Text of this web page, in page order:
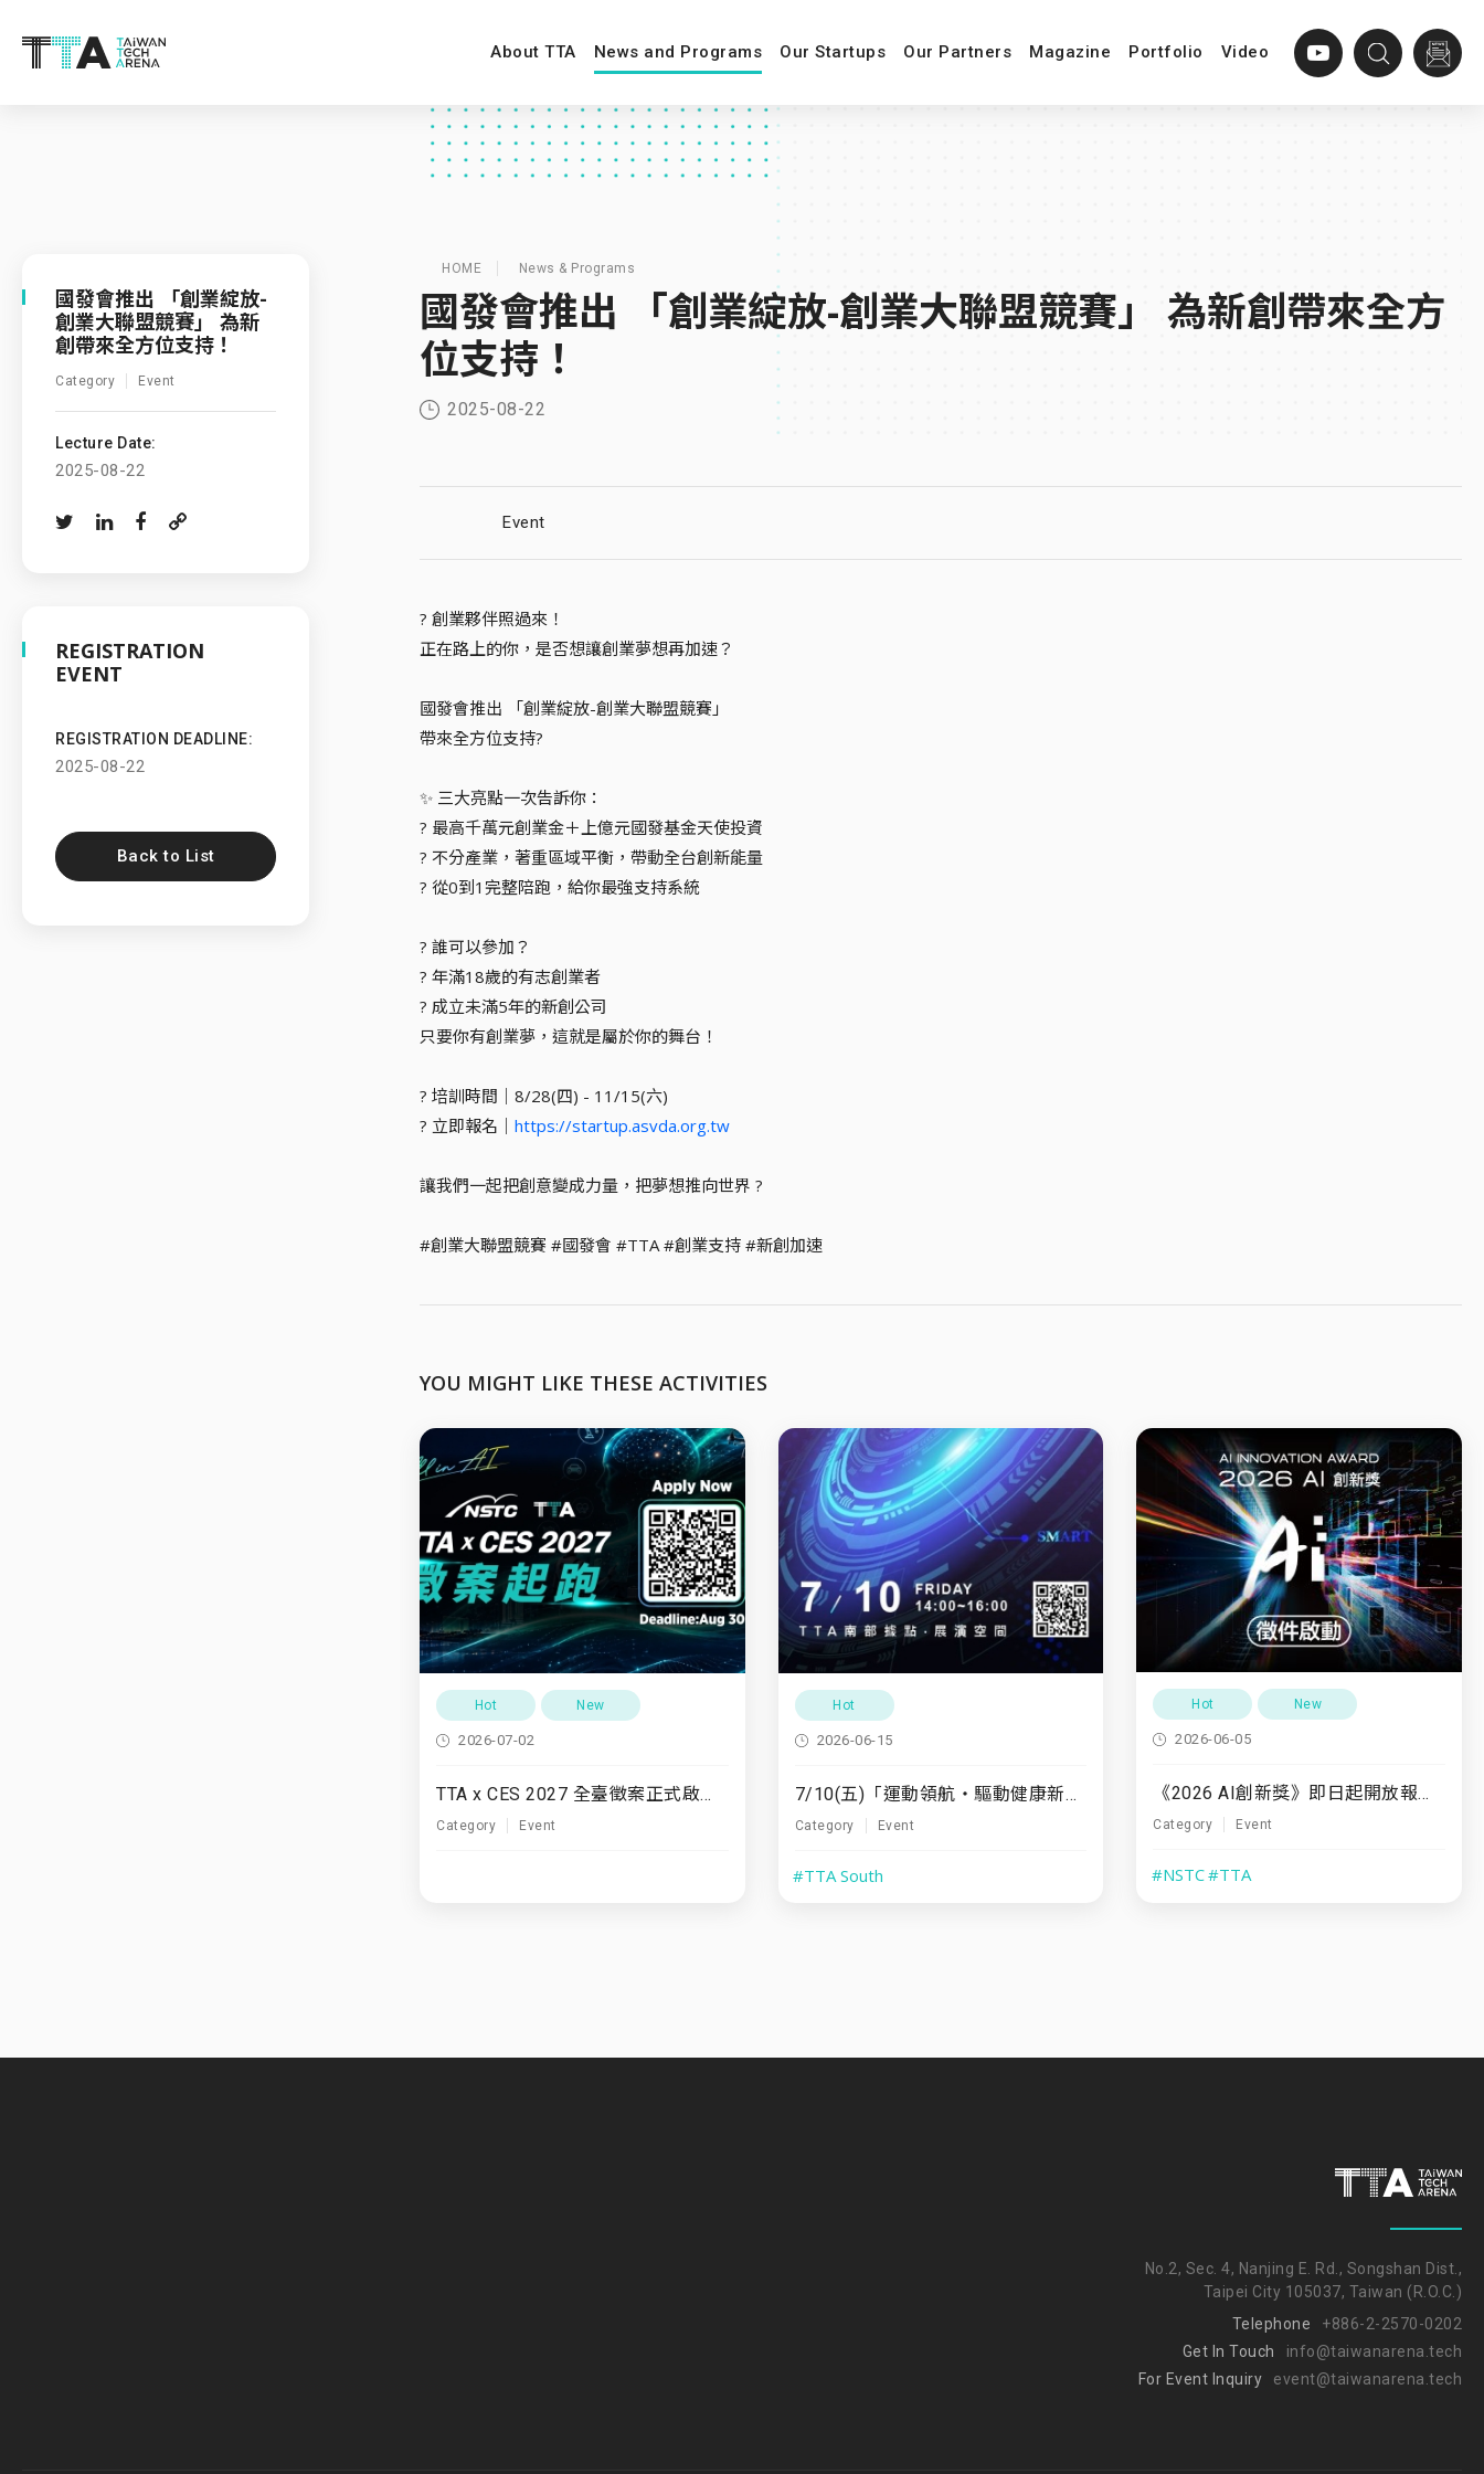
About TTA News and Programs Our Startups Our Partners Magazine Portfolio Video
國發會推出 「創業綻放-
創業大聯盟競賽」 為新
創帶來全方位支持！
Category Event
Lecture Date:
2025-08-22
REGISTRATION
EVENT
REGISTRATION DEADLINE:
2025-08-22
Back to List
HOME News & Programs
國發會推出 「創業綻放-創業大聯盟競賽」 為新創帶來全方
位支持！
2025-08-22
Event
? 創業夥伴照過來！
正在路上的你，是否想讓創業夢想再加速？
國發會推出 「創業綻放-創業大聯盟競賽」
帶來全方位支持?
✨ 三大亮點一次告訴你：
? 最高千萬元創業金＋上億元國發基金天使投資
? 不分產業，著重區域平衡，帶動全台創新能量
? 從0到1完整陪跑，給你最強支持系統
? 誰可以參加？
? 年滿18歲的有志創業者
? 成立未滿5年的新創公司
只要你有創業夢，這就是屬於你的舞台！
? 培訓時間｜8/28(四) - 11/15(六)
? 立即報名｜ https://startup.asvda.org.tw
讓我們一起把創意變成力量，把夢想推向世界 ?
#創業大聯盟競賽 #國發會 #TTA #創業支持 #新創加速
YOU MIGHT LIKE THESE ACTIVITIES
Hot New
2026-07-02
TTA x CES 2027 全臺徵案正式啟動！
Category Event
Hot
2026-06-15
7/10(五)「運動領航・驅動健康新未來」
Category Event
#TTA South
Hot New
2026-06-05
《2026 AI創新獎》即日起開放報名至7/31
Category Event
#NSTC#TTA
No.2, Sec. 4, Nanjing E. Rd., Songshan Dist.,
Taipei City 105037, Taiwan (R.O.C.)
Telephone
+886-2-2570-0202
Get In Touch
info@taiwanarena.tech
For Event Inquiry
event@taiwanarena.tech